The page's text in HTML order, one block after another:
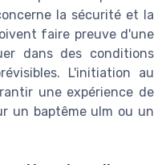
la sécurité et la
faire preuve d'une
dans des conditions
L'initiation au
une expérience de
un baptême ulm ou un